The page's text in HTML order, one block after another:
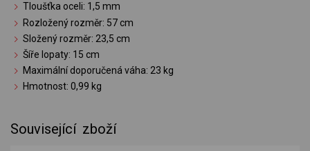
Tloušťka oceli: 1,5 mm
Rozložený rozměr: 57 cm
Složený rozměr: 23,5 cm
Šíře lopaty: 15 cm
Maximální doporučená váha: 23 kg
Hmotnost: 0,99 kg
Související zboží